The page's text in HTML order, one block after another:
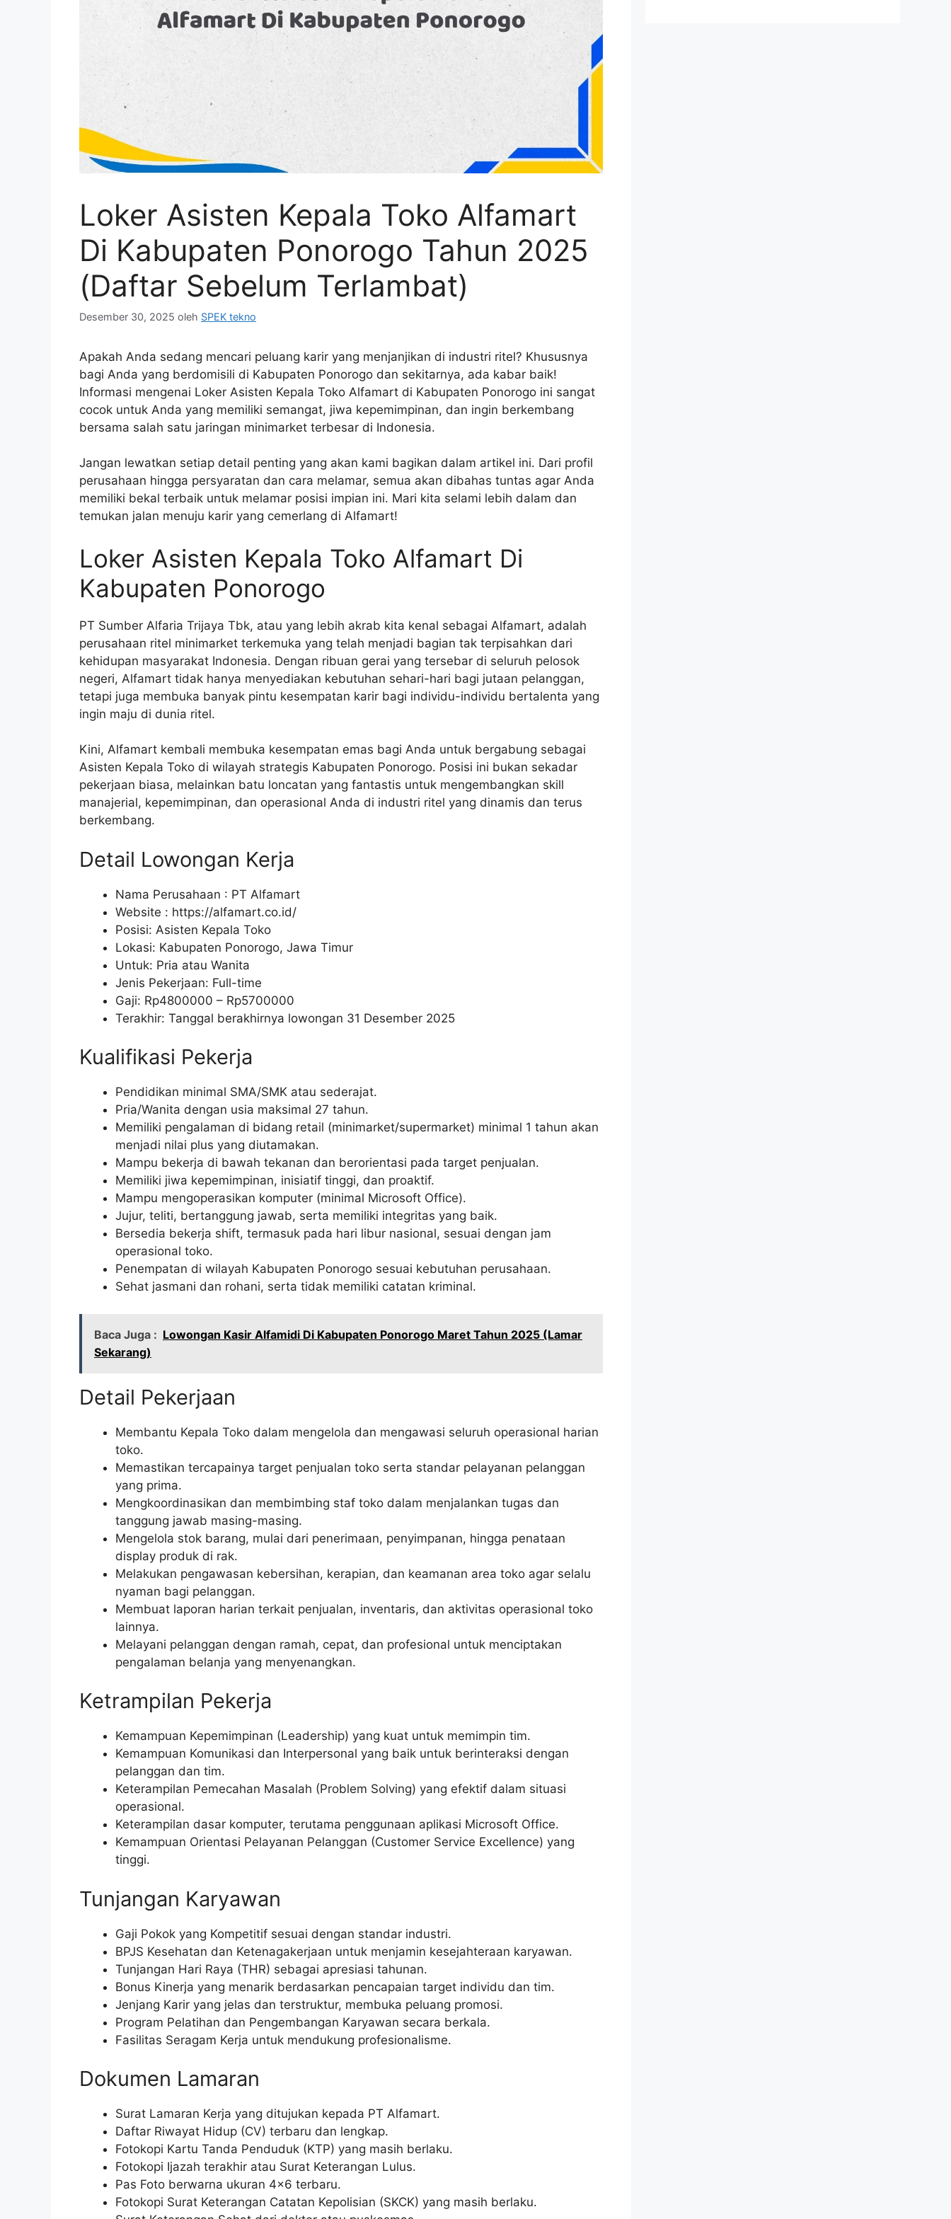
Loker Asisten Kepala Toko Alfamart
Di Kabupaten Ponorogo Tahun 2025
(Daftar Sebelum Terlambat)
Desember 30, 2025 oleh SPEK tekno
Apakah Anda sedang mencari peluang karir yang menjanjikan di industri ritel? Khususnya
bagi Anda yang berdomisili di Kabupaten Ponorogo dan sekitarnya, ada kabar baik!
Informasi mengenai Loker Asisten Kepala Toko Alfamart di Kabupaten Ponorogo ini sangat
cocok untuk Anda yang memiliki semangat, jiwa kepemimpinan, dan ingin berkembang
bersama salah satu jaringan minimarket terbesar di Indonesia.
Jangan lewatkan setiap detail penting yang akan kami bagikan dalam artikel ini. Dari profil
perusahaan hingga persyaratan dan cara melamar, semua akan dibahas tuntas agar Anda
memiliki bekal terbaik untuk melamar posisi impian ini. Mari kita selami lebih dalam dan
temukan jalan menuju karir yang cemerlang di Alfamart!
Loker Asisten Kepala Toko Alfamart Di
Kabupaten Ponorogo
PT Sumber Alfaria Trijaya Tbk, atau yang lebih akrab kita kenal sebagai Alfamart, adalah
perusahaan ritel minimarket terkemuka yang telah menjadi bagian tak terpisahkan dari
kehidupan masyarakat Indonesia. Dengan ribuan gerai yang tersebar di seluruh pelosok
negeri, Alfamart tidak hanya menyediakan kebutuhan sehari-hari bagi jutaan pelanggan,
tetapi juga membuka banyak pintu kesempatan karir bagi individu-individu bertalenta yang
ingin maju di dunia ritel.
Kini, Alfamart kembali membuka kesempatan emas bagi Anda untuk bergabung sebagai
Asisten Kepala Toko di wilayah strategis Kabupaten Ponorogo. Posisi ini bukan sekadar
pekerjaan biasa, melainkan batu loncatan yang fantastis untuk mengembangkan skill
manajerial, kepemimpinan, dan operasional Anda di industri ritel yang dinamis dan terus
berkembang.
Detail Lowongan Kerja
Nama Perusahaan : PT Alfamart
Website : https://alfamart.co.id/
Posisi: Asisten Kepala Toko
Lokasi: Kabupaten Ponorogo, Jawa Timur
Untuk: Pria atau Wanita
Jenis Pekerjaan: Full-time
Gaji: Rp4800000 – Rp5700000
Terakhir: Tanggal berakhirnya lowongan 31 Desember 2025
Kualifikasi Pekerja
Pendidikan minimal SMA/SMK atau sederajat.
Pria/Wanita dengan usia maksimal 27 tahun.
Memiliki pengalaman di bidang retail (minimarket/supermarket) minimal 1 tahun akan
menjadi nilai plus yang diutamakan.
Mampu bekerja di bawah tekanan dan berorientasi pada target penjualan.
Memiliki jiwa kepemimpinan, inisiatif tinggi, dan proaktif.
Mampu mengoperasikan komputer (minimal Microsoft Office).
Jujur, teliti, bertanggung jawab, serta memiliki integritas yang baik.
Bersedia bekerja shift, termasuk pada hari libur nasional, sesuai dengan jam
operasional toko.
Penempatan di wilayah Kabupaten Ponorogo sesuai kebutuhan perusahaan.
Sehat jasmani dan rohani, serta tidak memiliki catatan kriminal.
Baca Juga : Lowongan Kasir Alfamidi Di Kabupaten Ponorogo Maret Tahun 2025 (Lamar
Sekarang)
Detail Pekerjaan
Membantu Kepala Toko dalam mengelola dan mengawasi seluruh operasional harian
toko.
Memastikan tercapainya target penjualan toko serta standar pelayanan pelanggan
yang prima.
Mengkoordinasikan dan membimbing staf toko dalam menjalankan tugas dan
tanggung jawab masing-masing.
Mengelola stok barang, mulai dari penerimaan, penyimpanan, hingga penataan
display produk di rak.
Melakukan pengawasan kebersihan, kerapian, dan keamanan area toko agar selalu
nyaman bagi pelanggan.
Membuat laporan harian terkait penjualan, inventaris, dan aktivitas operasional toko
lainnya.
Melayani pelanggan dengan ramah, cepat, dan profesional untuk menciptakan
pengalaman belanja yang menyenangkan.
Ketrampilan Pekerja
Kemampuan Kepemimpinan (Leadership) yang kuat untuk memimpin tim.
Kemampuan Komunikasi dan Interpersonal yang baik untuk berinteraksi dengan
pelanggan dan tim.
Keterampilan Pemecahan Masalah (Problem Solving) yang efektif dalam situasi
operasional.
Keterampilan dasar komputer, terutama penggunaan aplikasi Microsoft Office.
Kemampuan Orientasi Pelayanan Pelanggan (Customer Service Excellence) yang
tinggi.
Tunjangan Karyawan
Gaji Pokok yang Kompetitif sesuai dengan standar industri.
BPJS Kesehatan dan Ketenagakerjaan untuk menjamin kesejahteraan karyawan.
Tunjangan Hari Raya (THR) sebagai apresiasi tahunan.
Bonus Kinerja yang menarik berdasarkan pencapaian target individu dan tim.
Jenjang Karir yang jelas dan terstruktur, membuka peluang promosi.
Program Pelatihan dan Pengembangan Karyawan secara berkala.
Fasilitas Seragam Kerja untuk mendukung profesionalisme.
Dokumen Lamaran
Surat Lamaran Kerja yang ditujukan kepada PT Alfamart.
Daftar Riwayat Hidup (CV) terbaru dan lengkap.
Fotokopi Kartu Tanda Penduduk (KTP) yang masih berlaku.
Fotokopi Ijazah terakhir atau Surat Keterangan Lulus.
Pas Foto berwarna ukuran 4×6 terbaru.
Fotokopi Surat Keterangan Catatan Kepolisian (SKCK) yang masih berlaku.